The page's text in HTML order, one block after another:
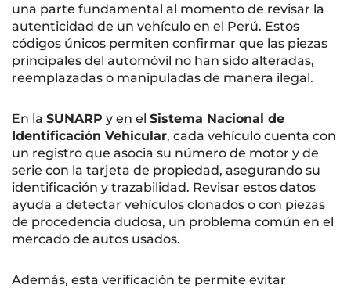
una parte fundamental al momento de revisar la
autenticidad de un vehículo en el Perú. Estos
códigos únicos permiten confirmar que las piezas
principales del automóvil no han sido alteradas,
reemplazadas o manipuladas de manera ilegal.
En la SUNARP y en el Sistema Nacional de
Identificación Vehicular, cada vehículo cuenta con
un registro que asocia su número de motor y de
serie con la tarjeta de propiedad, asegurando su
identificación y trazabilidad. Revisar estos datos
ayuda a detectar vehículos clonados o con piezas
de procedencia dudosa, un problema común en el
mercado de autos usados.
Además, esta verificación te permite evitar